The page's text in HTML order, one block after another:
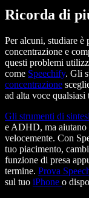
Ricorda di
Per alcuni, studiare
concentrazione e
questi problemi
come Speechify. Gli
concentrazione
ad alta voce qualsiasi
Gli strumenti di
e ADHD, ma aiutano
velocemente. Con
tuo piacimento,
funzione di presa
termine. Prova
sul tuo iPhone o